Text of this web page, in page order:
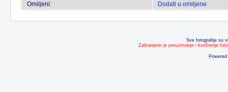
Omiljeni:
Dodati u omiljene
Sve fotografije su
Zabranjeno je preuzimanje i korištenje